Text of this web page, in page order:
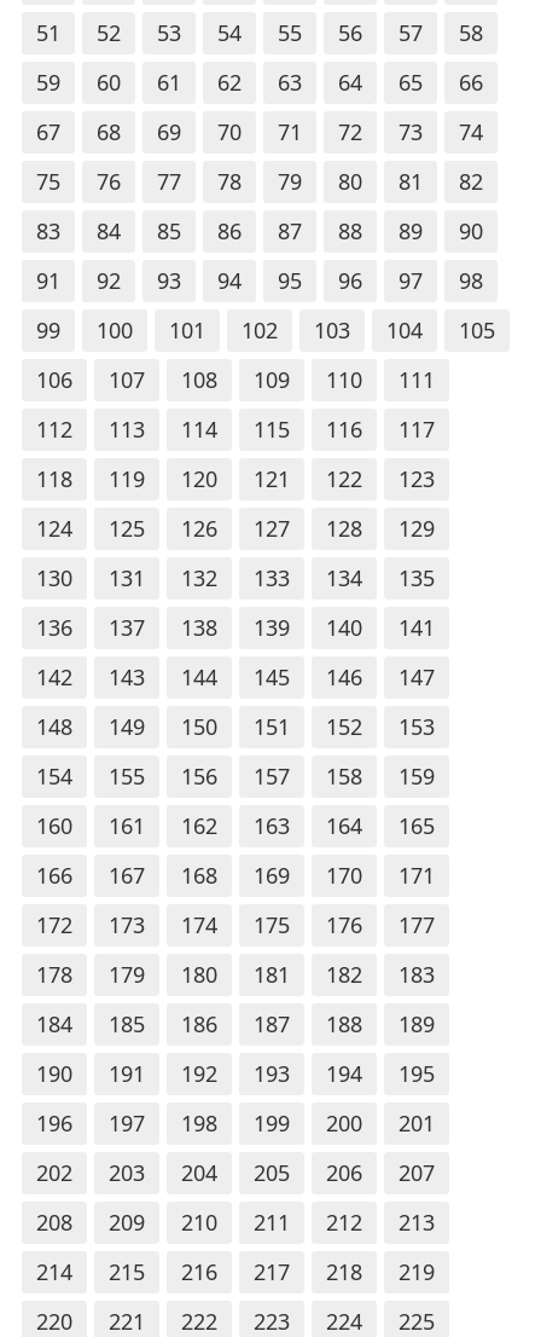
51
52 53 54 55 56 57
58
59
60 61 62 63 64 65
66
67
68 69 70 71 72 73
74
75
76 77 78 79 80 81
82
83
84 85 86 87 88 89
90
91
92 93 94 95 96 97
98
99
100 101 102 103 104
105
106
107 108 109 110
111
112
113 114 115 116
117
118
119 120 121 122
123
124
125 126 127 128
129
130
131 132 133 134
135
136
137 138 139 140
141
142
143 144 145 146
147
148
149 150 151 152
153
154
155 156 157 158
159
160
161 162 163 164
165
166
167 168 169 170
171
172
173 174 175 176
177
178
179 180 181 182
183
184
185 186 187 188
189
190
191 192 193 194
195
196
197 198 199 200
201
202
203 204 205 206
207
208
209 210 211 212
213
214
215 216 217 218
219
220
221 222 223 224
225